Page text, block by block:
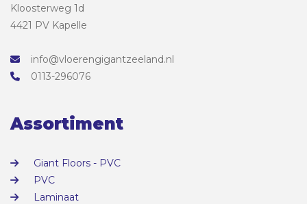
Kloosterweg 1d
4421 PV Kapelle
info@vloerengigantzeeland.nl
0113-296076
Assortiment
Giant Floors - PVC
PVC
Laminaat